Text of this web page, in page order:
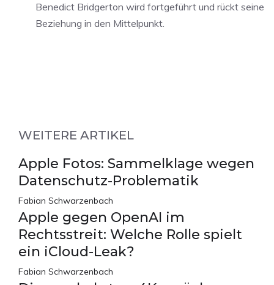
Benedict Bridgerton wird fortgeführt und rückt seine
Beziehung in den Mittelpunkt.
WEITERE ARTIKEL
Apple Fotos: Sammelklage wegen
Datenschutz-Problematik
Fabian Schwarzenbach
Apple gegen OpenAI im
Rechtsstreit: Welche Rolle spielt
ein iCloud-Leak?
Fabian Schwarzenbach